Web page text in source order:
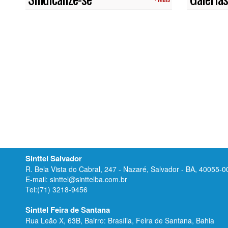
Sinttel Salvador
R. Bela Vista do Cabral, 247 - Nazaré, Salvador - BA, 40055-
E-mail: sinttel@sinttelba.com.br
Tel:(71) 3218-9456
Sinttel Feira de Santana
Rua Leão X, 63B, Bairro: Brasília, Feira de Santana, Bahia